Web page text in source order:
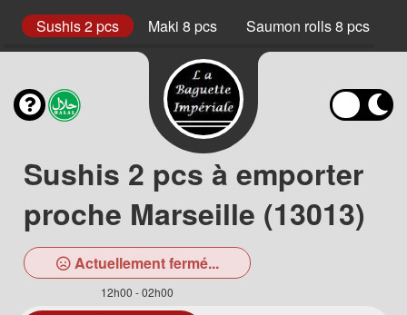
Sushis 2 pcs Maki 8 pcs Saumon rolls 8 pcs
Sushis 2 pcs à emporter
proche Marseille (13013)
Actuellement fermé...
12h00 - 02h00